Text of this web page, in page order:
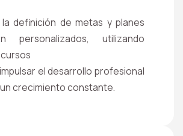
definición de metas y planes
personalizados, utilizando
el desarrollo profesional
crecimiento constante.